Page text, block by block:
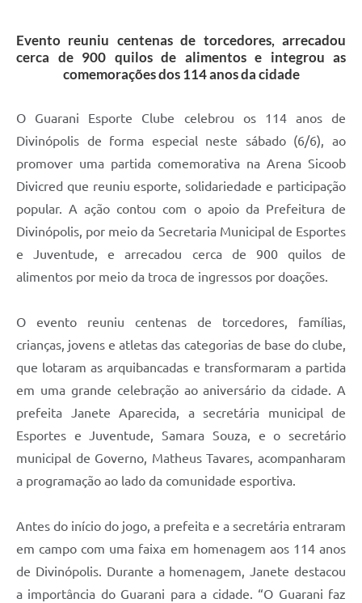
Evento reuniu centenas de torcedores, arrecadou
cerca de 900 quilos de alimentos e integrou as
comemorações dos 114 anos da cidade
O Guarani Esporte Clube celebrou os 114 anos de
Divinópolis de forma especial neste sábado (6/6), ao
promover uma partida comemorativa na Arena Sicoob
Divicred que reuniu esporte, solidariedade e participação
popular. A ação contou com o apoio da Prefeitura de
Divinópolis, por meio da Secretaria Municipal de Esportes
e Juventude, e arrecadou cerca de 900 quilos de
alimentos por meio da troca de ingressos por doações.
O evento reuniu centenas de torcedores, famílias,
crianças, jovens e atletas das categorias de base do clube,
que lotaram as arquibancadas e transformaram a partida
em uma grande celebração ao aniversário da cidade. A
prefeita Janete Aparecida, a secretária municipal de
Esportes e Juventude, Samara Souza, e o secretário
municipal de Governo, Matheus Tavares, acompanharam
a programação ao lado da comunidade esportiva.
Antes do início do jogo, a prefeita e a secretária entraram
em campo com uma faixa em homenagem aos 114 anos
de Divinópolis. Durante a homenagem, Janete destacou
a importância do Guarani para a cidade. “O Guarani faz